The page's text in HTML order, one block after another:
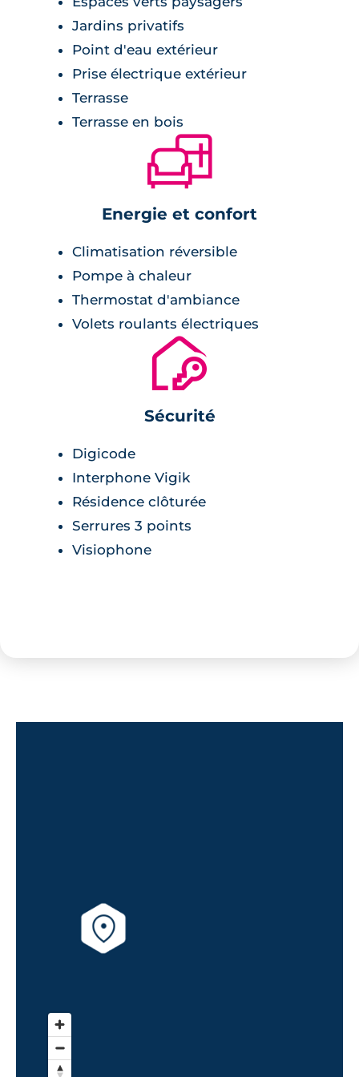
grande terrasse couverte en étage.
Jardins privatifs
Point d'eau extérieur
Prise électrique extérieur
Terrasse
Terrasse en bois
🛋
Energie et confort
Climatisation réversible
Pompe à chaleur
Thermostat d'ambiance
Volets roulants électriques
🔐
Sécurité
Digicode
Interphone Vigik
Résidence clôturée
Serrures 3 points
Visiophone